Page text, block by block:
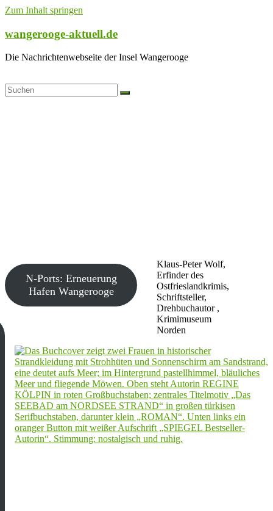
Zum Inhalt springen
wangerooge-aktuell.de
Die Nachrichtenwebseite der Insel Wangerooge
Klaus-Peter Wolf,
Erfinder des
Ostfrieslandkrimis,
Schriftsteller,
Drehbuchautor ,
Krimimuseum
Norden
N-Ports: Erneuerung
Hafen Wangerooge